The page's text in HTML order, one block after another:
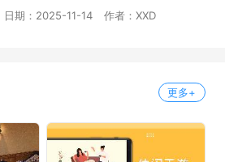
日期：2025-11-14 作者：XXD
更多+